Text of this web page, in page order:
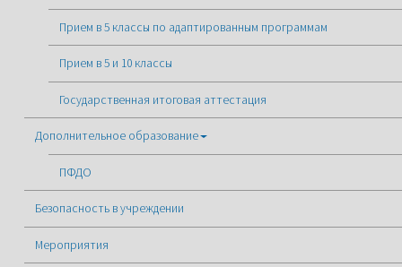
Прием в 5 классы по адаптированным программам
Прием в 5 и 10 классы
Государственная итоговая аттестация
Дополнительное образование
ПФДО
Безопасность в учреждении
Мероприятия